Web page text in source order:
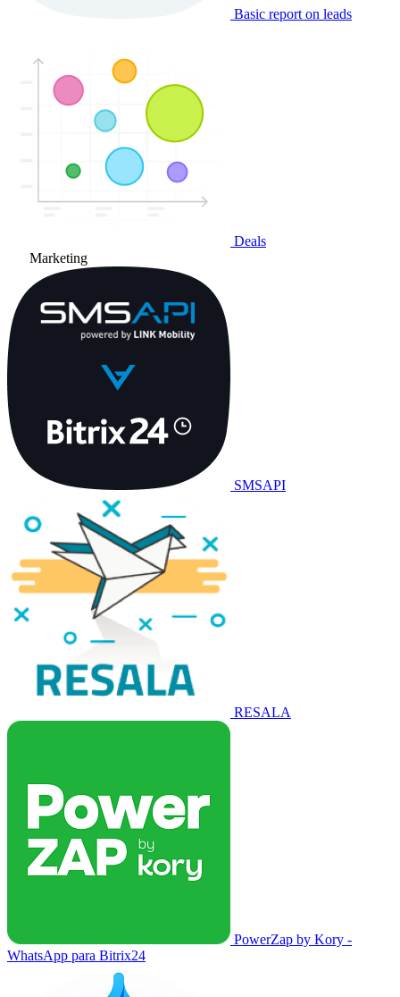
Basic report on leads
Deals
Marketing
SMSAPI
RESALA
PowerZap by Kory -
WhatsApp para Bitrix24